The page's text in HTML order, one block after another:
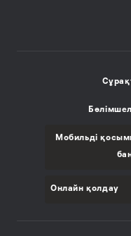
Мобильді
Онлайн қолдау